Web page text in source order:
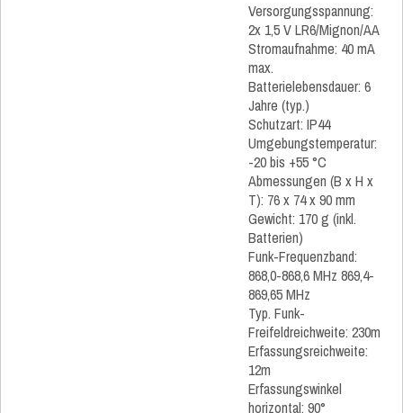
Versorgungsspannung:
2x 1,5 V LR6/Mignon/AA
Stromaufnahme: 40 mA
max.
Batterielebensdauer: 6
Jahre (typ.)
Schutzart: IP44
Umgebungstemperatur:
-20 bis +55 °C
Abmessungen (B x H x
T): 76 x 74 x 90 mm
Gewicht: 170 g (inkl.
Batterien)
Funk-Frequenzband:
868,0-868,6 MHz 869,4-
869,65 MHz
Typ. Funk-
Freifeldreichweite: 230m
Erfassungsreichweite:
12m
Erfassungswinkel
horizontal: 90°